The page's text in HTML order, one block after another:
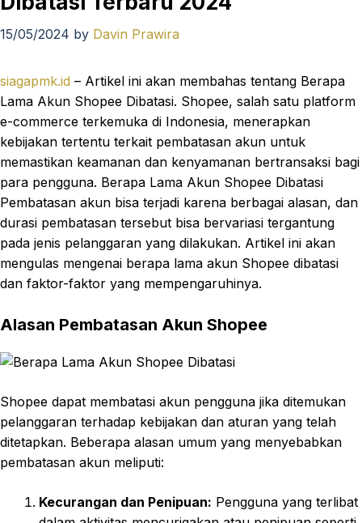
15/05/2024 by Davin Prawira
siagapmk.id – Artikel ini akan membahas tentang Berapa
Lama Akun Shopee Dibatasi. Shopee, salah satu platform
e-commerce terkemuka di Indonesia, menerapkan
kebijakan tertentu terkait pembatasan akun untuk
memastikan keamanan dan kenyamanan bertransaksi bagi
para pengguna. Berapa Lama Akun Shopee Dibatasi
Pembatasan akun bisa terjadi karena berbagai alasan, dan
durasi pembatasan tersebut bisa bervariasi tergantung
pada jenis pelanggaran yang dilakukan. Artikel ini akan
mengulas mengenai berapa lama akun Shopee dibatasi
dan faktor-faktor yang mempengaruhinya.
Alasan Pembatasan Akun Shopee
Shopee dapat membatasi akun pengguna jika ditemukan
pelanggaran terhadap kebijakan dan aturan yang telah
ditetapkan. Beberapa alasan umum yang menyebabkan
pembatasan akun meliputi:
Kecurangan dan Penipuan: Pengguna yang terlibat